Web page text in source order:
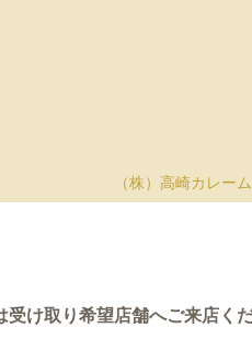
（株）高崎カレー
け取り希望店舗へご来店く